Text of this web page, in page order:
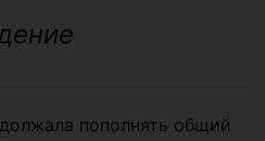
пополнять общий